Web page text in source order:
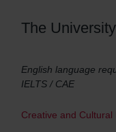
The
English language
IELTS / CAE
Creative and